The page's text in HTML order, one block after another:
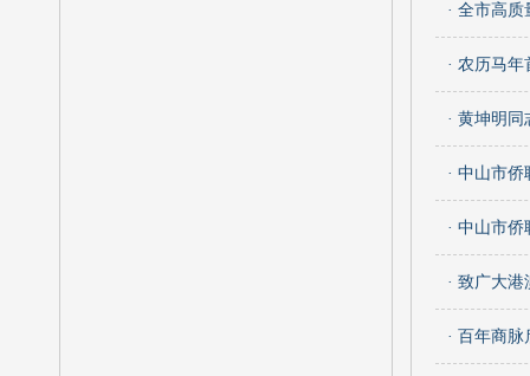
· 全市高
· 农历马
· 黄坤明
· 中山市
· 中山市
· 致广大
· 百年商